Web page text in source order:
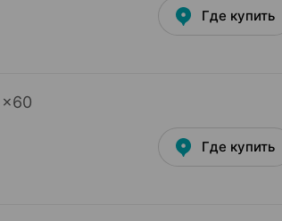
Где купить
×60
Где купить